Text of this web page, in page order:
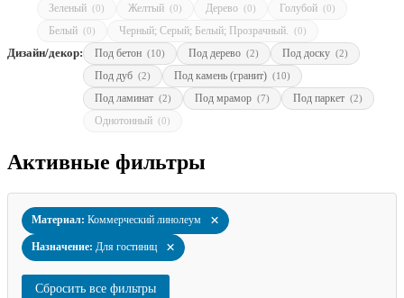
Зеленый (0) Желтый (0) Дерево (0) Голубой (0)
Белый (0) Черный; Серый; Белый; Прозрачный. (0)
Дизайн/декор: Под бетон (10) Под дерево (2) Под доску (2)
Под дуб (2) Под камень (гранит) (10)
Под ламинат (2) Под мрамор (7) Под паркет (2)
Однотонный (0)
Активные фильтры
Материал: Коммерческий линолеум ×
Назначение: Для гостиниц ×
Сбросить все фильтры